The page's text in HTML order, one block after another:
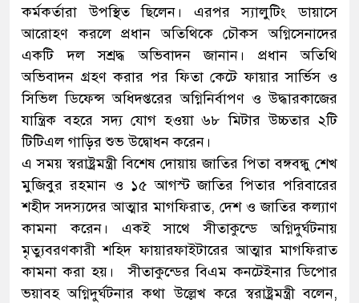
কর্মকর্তারা উপস্থিত ছিলেন। এরপর স্যালুটিং ডায়াসে
আরোহণ করলে প্রধান অতিথিকে চৌকস অগ্নিসেনাদের
একটি দল সশ্রদ্ধ অভিবাদন জানান। প্রধান অতিথি
অভিবাদন গ্রহণ করার পর ফিতা কেটে ফায়ার সার্ভিস ও
সিভিল ডিফেন্স অধিদপ্তরের অগ্নিনির্বাপণ ও উদ্ধারকাজের
যান্ত্রিক বহরে সদ্য যোগ হওয়া ৬৮ মিটার উচ্চতার ২টি
টিটিএল গাড়ির শুভ উদ্বোধন করেন।
এ সময় স্বরাষ্ট্রমন্ত্রী বিশেষ দোয়ায় জাতির পিতা বঙ্গবন্ধু শেখ
মুজিবুর রহমান ও ১৫ আগস্ট জাতির পিতার পরিবারের
শহীদ সদস্যদের আত্মার মাগফিরাত, দেশ ও জাতির কল্যাণ
কামনা করেন। একই সাথে সীতাকুন্ডে অগ্নিদুর্ঘটনায়
মৃত্যুবরণকারী শহিদ ফায়ারফাইটারের আত্মার মাগফিরাত
কামনা করা হয়। সীতাকুন্ডের বিএম কনটেইনার ডিপোর
ভয়াবহ অগ্নিদুর্ঘটনার কথা উল্লেখ করে স্বরাষ্ট্রমন্ত্রী বলেন,